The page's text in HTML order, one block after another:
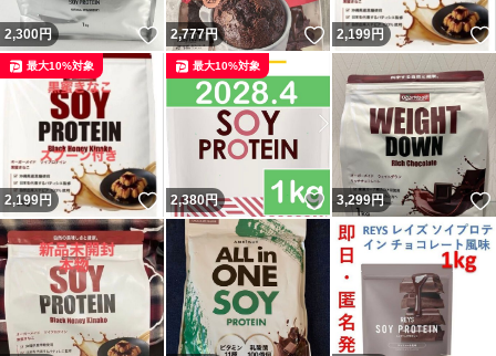
2,300円 いいね！
2,777円 いいね！
2,199円
2,199円 いいね！
最大10%対象
2,380円 いいね！
最大10%対象
3,299円